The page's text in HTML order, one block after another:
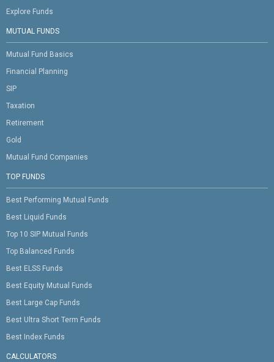
Explore Funds
MUTUAL FUNDS
Mutual Fund Basics
Financial Planning
SIP
Taxation
Retirement
Gold
Mutual Fund Companies
TOP FUNDS
Best Performing Mutual Funds
Best Liquid Funds
Top 10 SIP Mutual Funds
Top Balanced Funds
Best ELSS Funds
Best Equity Mutual Funds
Best Large Cap Funds
Best Ultra Short Term Funds
Best Index Funds
CALCULATORS